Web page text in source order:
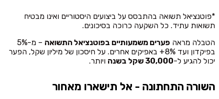
*פוטנציאל תשואה בהתבסס על ביצועים היסטוריים ואינו מבטיח
תשואות עתיד. כל השקעה כרוכה בסיכונים.
הטבלה מראה פערים משמעותיים בפוטנציאל התשואה
– מ-5%
בפיקדון ועד 8%+ באפיקים אחרים. על חיסכון של מיליון שקל, הפער
יכול להגיע ל-30,000 שקל בשנה ויותר.
השורה התחתונה - אל תישארו מאחור